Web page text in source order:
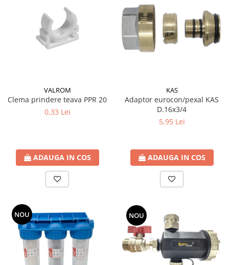
Statie Osmoza Inversa
Filtre cu autocuratare
SISTEME DE ALIMENTARE CU APA
Hidrofoare
Fitinguri Compresiune
HIDRANTI SI ACCESORII
Piese hidrofor
Pompe pentru testare instalatii
APOMETRE/ CAMIN APOMETRE
Teava Cupru
Cot Cupru
Curba Cupru
Teu Cupru
VALROM
Clema prindere teava PPR 20
0,33 Lei
ADAUGA IN COS
KAS
Adaptor eurocon/pexal KAS
D.16x3/4
5,95 Lei
ADAUGA IN COS
NOU NOU